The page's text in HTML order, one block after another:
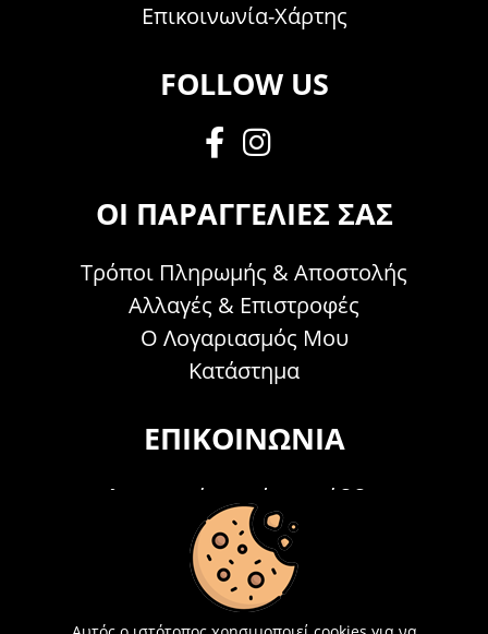
Επικοινωνία-Χάρτης
FOLLOW US
ΟΙ ΠΑΡΑΓΓΕΛΊΕΣ ΣΑΣ
Τρόποι Πληρωμής & Αποστολής
Αλλαγές & Επιστροφές
Ο Λογαριασμός Μου
Κατάστημα
ΕΠΙΚΟΙΝΩΝΊΑ
Τηλεφωνικά Δευτέρα - Σάββατο
09:00 - 15:00
Τ: 26214 00104
info@acosmetics.gr